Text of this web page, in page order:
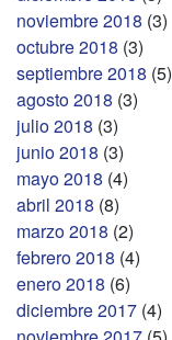
noviembre 2018 (3)
octubre 2018 (3)
septiembre 2018 (5)
agosto 2018 (3)
julio 2018 (3)
junio 2018 (3)
mayo 2018 (4)
abril 2018 (8)
marzo 2018 (2)
febrero 2018 (4)
enero 2018 (6)
diciembre 2017 (4)